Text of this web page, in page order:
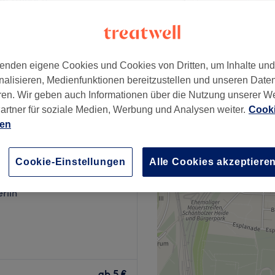
ab 22 €
ebenso zur
Bei Cherry Nails
86 Bewertungen
eigene Cookies und Cookies von Dritten, um Inhalte
Medienfunktionen bereitzustellen und unseren
Wir geben auch Informationen über die Nutzung unserer
für soziale Medien, Werbung und Analysen weiter.
Cookie-Einstellungen Alle Cookies akzeptieren